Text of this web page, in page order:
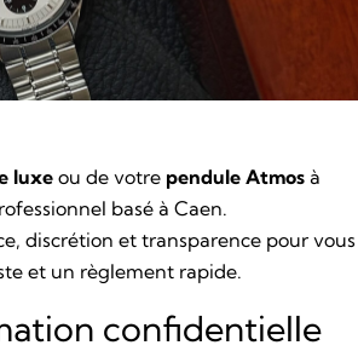
luxeou de votre pendule Atmos à
basé à Caen.
discrétion et transparencepour vous
et un règlement rapide.
confidentielle